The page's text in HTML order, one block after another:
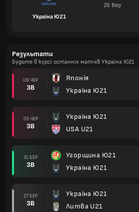
Україна Ю21
26 Вер
Результати
Будьте в курсі останніх матчів Україна Ю21
08 ЧЕР
ЗВ
Японія
Україна Ю21
05 ЧЕР
ЗВ
Україна Ю21
USA U21
31 БЕР
ЗВ
Угорщина Ю21
Україна Ю21
27 БЕР
ЗВ
Україна Ю21
Литва U21